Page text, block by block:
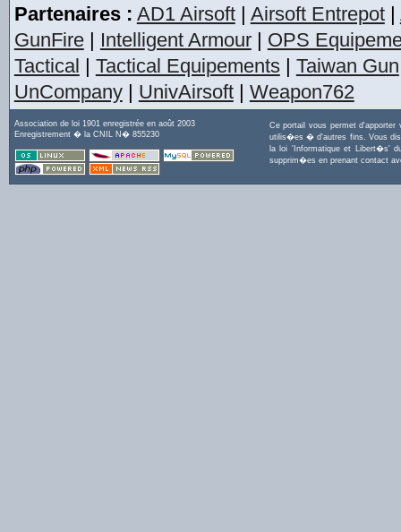
Partenaires : AD1 Airsoft| Airsoft Entrepot|
GunFire| Intelligent Armour| OPS
Tactical | Tactical Equipements| Taiwan Gun
UnCompany| UnivAirsoft| Weapon762
Association de loi 1901 enregistrée en août 2003
Enregistrement � la CNIL N� 855230
Ce portail vous permet
utilis�es � d'autres fins. Vous
la loi 'Informatique et Libert�s'
supprim�es en prenant contact